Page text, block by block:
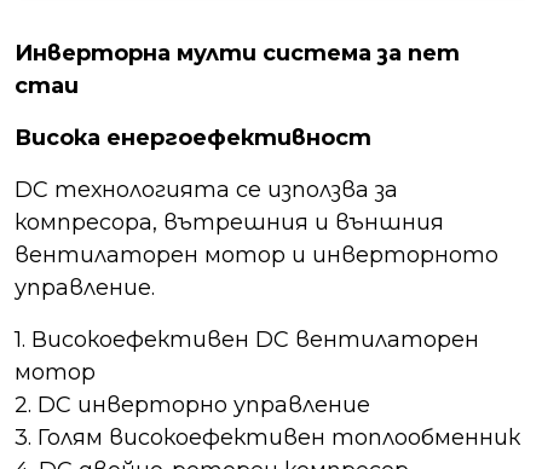
Инверторна мулти система за пет
стаи
Висока енергоефективност
DC технологията се използва за
компресора, вътрешния и външния
вентилаторен мотор и инверторното
управление.
1. Високоефективен DC вентилаторен
мотор
2. DC инверторно управление
3. Голям високоефективен топлообменник